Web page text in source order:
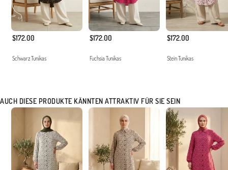
$172.00
Schwarz Tunikas
$172.00
Fuchsia Tunikas
$172.00
Stein Tunikas
AUCH DIESE PRODUKTE KÄNNTEN ATTRAKTIV FÜR SIE SEIN